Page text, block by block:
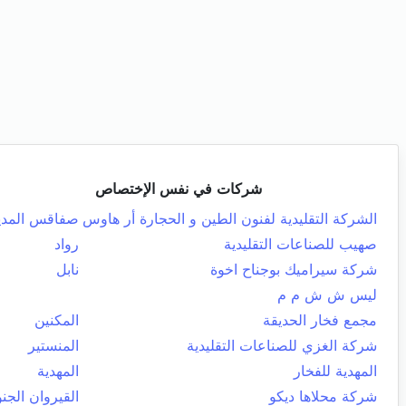
شركات في نفس الإختصاص
الشركة التقليدية لفنون الطين و الحجارة أر هاوس صفاقس
صهيب للصناعات التقليدية
رواد
شركة سيراميك بوجناح اخوة
نابل
ليس ش ش م م
مجمع فخار الحديقة
المكنين
شركة الغزي للصناعات التقليدية
المنستير
المهدية للفخار
المهدية
شركة محلاها ديكو
القيروان